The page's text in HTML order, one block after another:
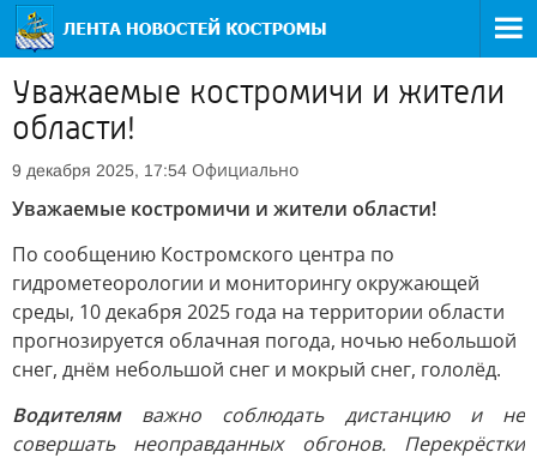
Уважаемые костромичи и жители
области!
9 декабря 2025, 17:54 Официально
Уважаемые костромичи и жители области!
По сообщению Костромского центра по
гидрометеорологии и мониторингу окружающей
среды, 10 декабря 2025 года на территории области
прогнозируется облачная погода, ночью небольшой
снег, днём небольшой снег и мокрый снег, гололёд.
Водителямважно соблюдать дистанцию и не
совершать неоправданных обгонов. Перекрёстки